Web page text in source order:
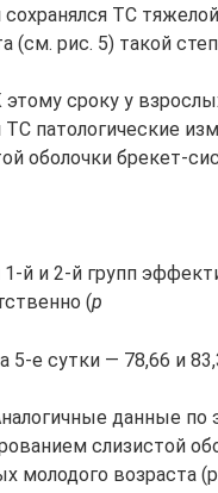
сохранялся ТС
(см. рис. 5) такой
этому сроку у
ТС патологические
оболочки брекет-
й и 2-й групп
(р
5-е сутки — 78,66 и
данные
слизистой
молодого возраста